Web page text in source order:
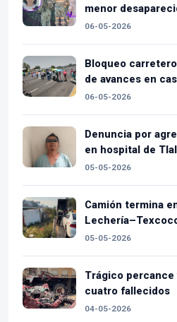
menor
06-05-2026
Bloqueo
de avances en
06-05-2026
Denuncia por
en hospital de
05-05-2026
Camión termina
05-05-2026
Trágico percance
cuatro fallecidos
04-05-2026